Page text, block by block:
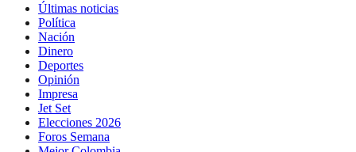
Últimas noticias
Política
Nación
Dinero
Deportes
Opinión
Impresa
Jet Set
Elecciones 2026
Foros Semana